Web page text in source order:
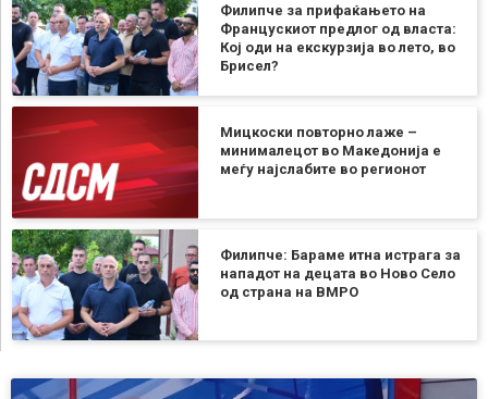
Филипче за прифаќањето на
Францускиот предлог од власта:
Кој оди на екскурзија во лето, во
Брисел?
Мицкоски повторно лаже –
минималецот во Македонија е
меѓу најслабите во регионот
Филипче: Бараме итна истрага за
нападот на децата во Ново Село
од страна на ВМРО